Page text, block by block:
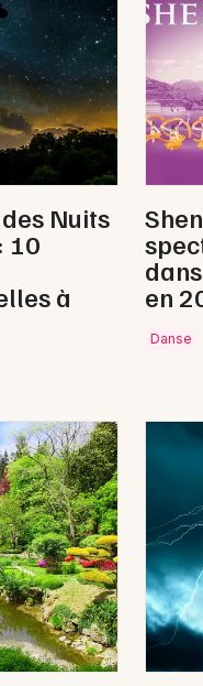
Newsletter des
Artistes en tournée
Actus au Mans
Magazine au Mans
72 - Sarthe
Choisir mes
Mon email
Je
Nuits
10
à
en
Danse